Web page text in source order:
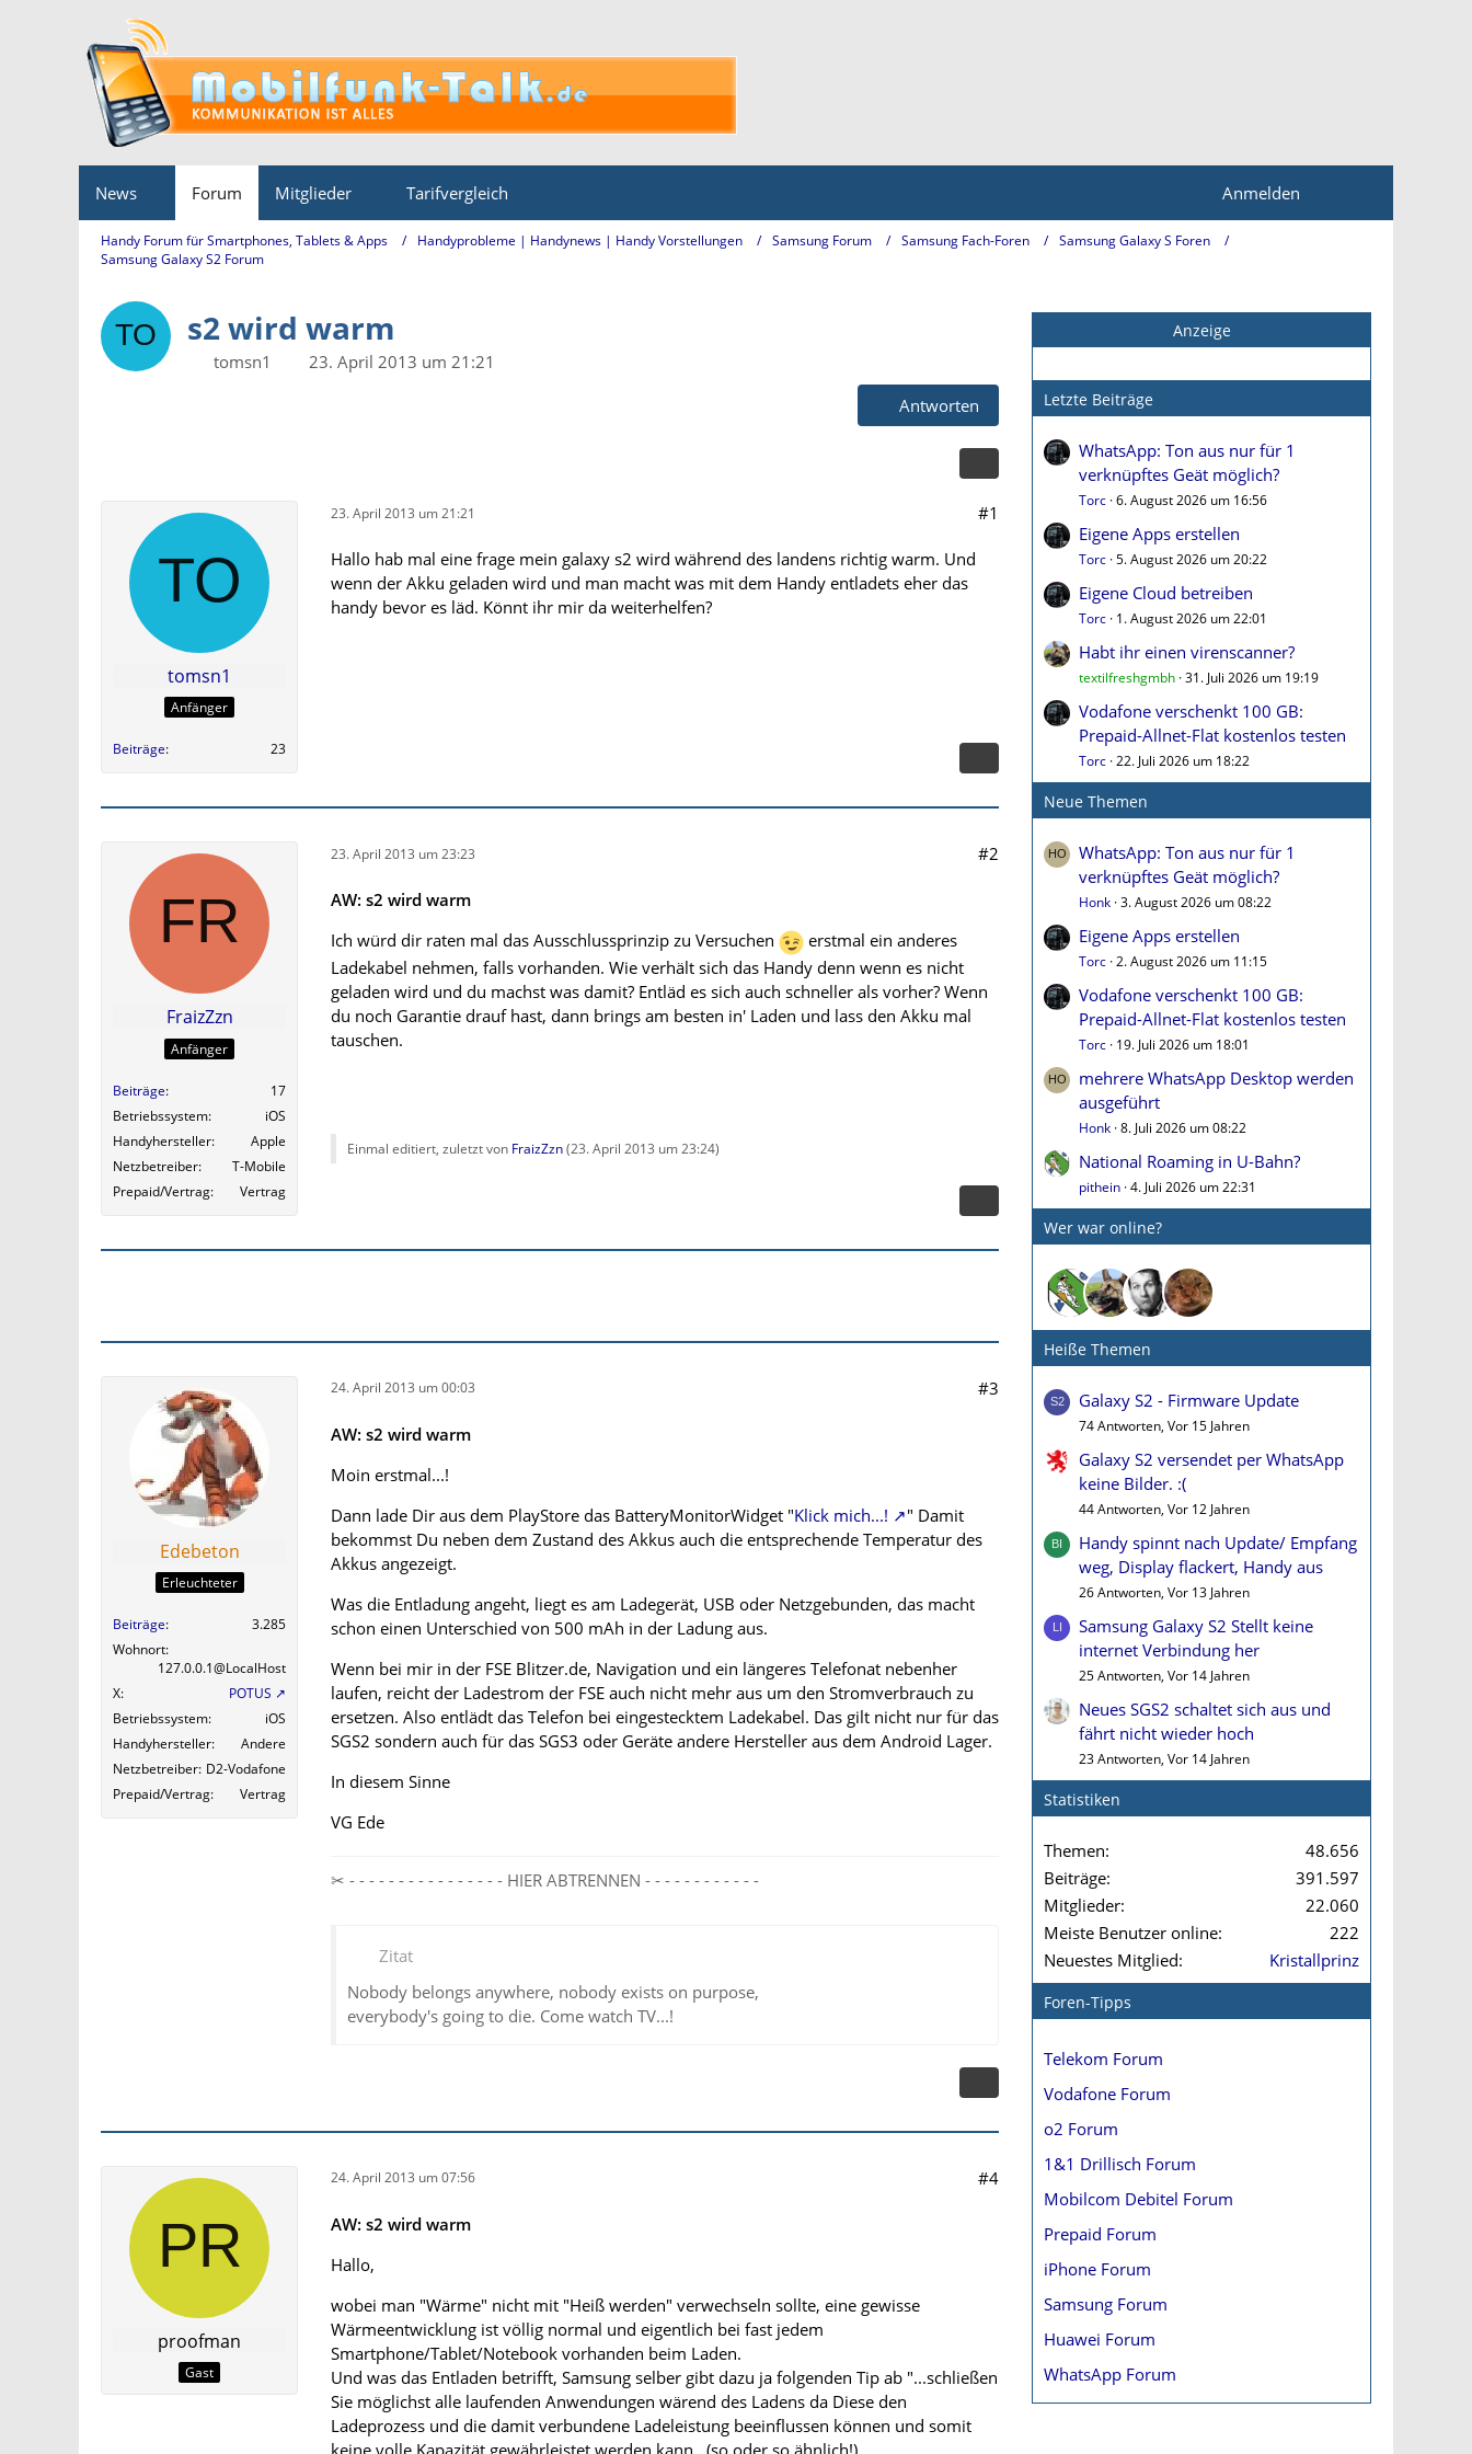
News Forum Mitglieder Tarifvergleich Anmelden
Handy Forum für Smartphones, Tablets & Apps Handyprobleme | Handynews | Handy Vorstellungen Samsung Forum Samsung Fach-Foren
Samsung Galaxy S Foren
Samsung Galaxy S2 Forum
s2 wird warm
tomsn1
23. April 2013 um 21:21
Antworten
tomsn1
Anfänger
Beiträge 23
23. April 2013 um 21:21 #1
Hallo hab mal eine frage mein galaxy s2 wird während des landens richtig warm. Und
wenn der Akku geladen wird und man macht was mit dem Handy entladets eher das
handy bevor es läd. Könnt ihr mir da weiterhelfen?
FraizZzn
Anfänger
Beiträge
17
Betriebssystem
iOS
Handyhersteller
Apple
Netzbetreiber
T-Mobile
Prepaid/Vertrag
Vertrag
23. April 2013 um 23:23 #2
AW: s2 wird warm
Ich würd dir raten mal das Ausschlussprinzip zu Versuchen
erstmal ein anderes
Ladekabel nehmen, falls vorhanden. Wie verhält sich das Handy denn wenn es nicht
geladen wird und du machst was damit? Entläd es sich auch schneller als vorher? Wenn
du noch Garantie drauf hast, dann brings am besten in' Laden und lass den Akku mal
tauschen.
Einmal editiert, zuletzt von FraizZzn(23. April 2013 um 23:24)
Edebeton
Erleuchteter
Beiträge
3.285
Wohnort
127.0.0.1@LocalHost
X
POTUS
Betriebssystem
iOS
Handyhersteller
Andere
Netzbetreiber D2-Vodafone
Prepaid/Vertrag
Vertrag
24. April 2013 um 00:03 #3
AW: s2 wird warm
Moin erstmal...!
Dann lade Dir aus dem PlayStore das BatteryMonitorWidget "Klick mich...!
" Damit
bekommst Du neben dem Zustand des Akkus auch die entsprechende Temperatur des
Akkus angezeigt.
Was die Entladung angeht, liegt es am Ladegerät, USB oder Netzgebunden, das macht
schon einen Unterschied von 500 mAh in der Ladung aus.
Wenn bei mir in der FSE Blitzer.de, Navigation und ein längeres Telefonat nebenher
laufen, reicht der Ladestrom der FSE auch nicht mehr aus um den Stromverbrauch zu
ersetzen. Also entlädt das Telefon bei eingestecktem Ladekabel. Das gilt nicht nur für das
SGS2 sondern auch für das SGS3 oder Geräte andere Hersteller aus dem Android Lager.
In diesem Sinne
VG Ede
✂ - - - - - - - - - - - - - - - - HIER ABTRENNEN - - - - - - - - - - - -
Zitat
Nobody belongs anywhere, nobody exists on purpose,
everybody's going to die. Come watch TV...!
proofman
Gast
24. April 2013 um 07:56 #4
AW: s2 wird warm
Hallo,
wobei man "Wärme" nicht mit "Heiß werden" verwechseln sollte, eine gewisse
Wärmeentwicklung ist völlig normal und eigentlich bei fast jedem
Smartphone/Tablet/Notebook vorhanden beim Laden.
Und was das Entladen betrifft, Samsung selber gibt dazu ja folgenden Tip ab "...schließen
Sie möglichst alle laufenden Anwendungen wärend des Ladens da Diese den
Ladeprozess und die damit verbundene Ladeleistung beeinflussen können und somit
keine volle Kapazität gewährleistet werden kann...(so oder so ähnlich!).
Anzeige
Letzte Beiträge
WhatsApp: Ton aus nur für 1
verknüpftes Geät möglich?
Torc 6. August 2026 um 16:56
Eigene Apps erstellen
Torc 5. August 2026 um 20:22
Eigene Cloud betreiben
Torc 1. August 2026 um 22:01
Habt ihr einen virenscanner?
textilfreshgmbh 31. Juli 2026 um 19:19
Vodafone verschenkt 100 GB:
Prepaid-Allnet-Flat kostenlos testen
Torc 22. Juli 2026 um 18:22
Neue Themen
WhatsApp: Ton aus nur für 1
verknüpftes Geät möglich?
Honk 3. August 2026 um 08:22
Eigene Apps erstellen
Torc 2. August 2026 um 11:15
Vodafone verschenkt 100 GB:
Prepaid-Allnet-Flat kostenlos testen
Torc 19. Juli 2026 um 18:01
mehrere WhatsApp Desktop werden
ausgeführt
Honk 8. Juli 2026 um 08:22
National Roaming in U-Bahn?
pithein 4. Juli 2026 um 22:31
Wer war online?
Heiße Themen
Galaxy S2 - Firmware Update
74 Antworten, Vor 15 Jahren
Galaxy S2 versendet per WhatsApp
keine Bilder. :(
44 Antworten, Vor 12 Jahren
Handy spinnt nach Update/ Empfang
weg, Display flackert, Handy aus
26 Antworten, Vor 13 Jahren
Samsung Galaxy S2 Stellt keine
internet Verbindung her
25 Antworten, Vor 14 Jahren
Neues SGS2 schaltet sich aus und
fährt nicht wieder hoch
23 Antworten, Vor 14 Jahren
Statistiken
Themen
48.656
Beiträge
391.597
Mitglieder
22.060
Meiste Benutzer online
222
Neuestes Mitglied
Kristallprinz
Foren-Tipps
Telekom Forum
Vodafone Forum
o2 Forum
1&1 Drillisch Forum
Mobilcom Debitel Forum
Prepaid Forum
iPhone Forum
Samsung Forum
Huawei Forum
WhatsApp Forum